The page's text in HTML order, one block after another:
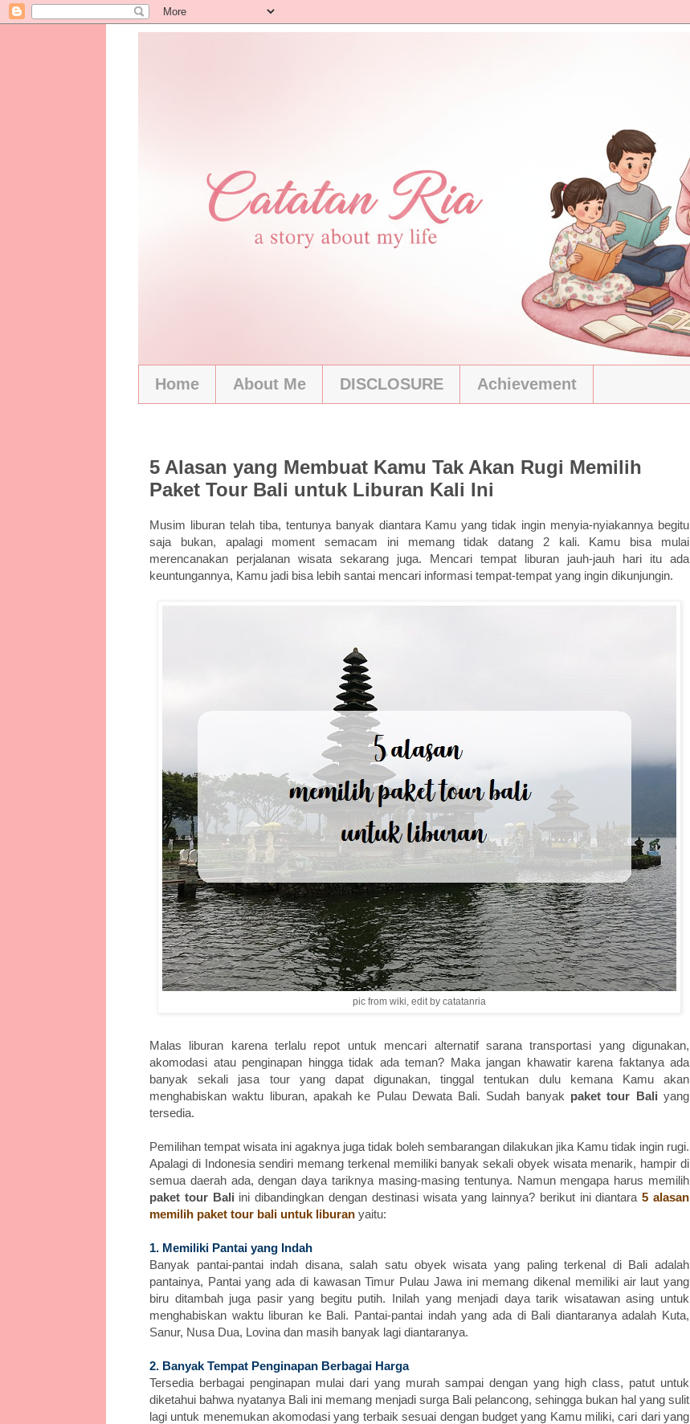
Home About Me DISCLOSURE Achievement
5 Alasan yang Membuat Kamu Tak Akan Rugi Memilih
Paket Tour Bali untuk Liburan Kali Ini
Musim liburan telah tiba, tentunya banyak diantara Kamu yang tidak ingin menyia-nyiakannya begitu
saja bukan, apalagi moment semacam ini memang tidak datang 2 kali. Kamu bisa mulai
merencanakan perjalanan wisata sekarang juga. Mencari tempat liburan jauh-jauh hari itu ada
keuntungannya, Kamu jadi bisa lebih santai mencari informasi tempat-tempat yang ingin dikunjungin.
pic from wiki, edit by catatanria
Malas liburan karena terlalu repot untuk mencari alternatif sarana transportasi yang digunakan,
akomodasi atau penginapan hingga tidak ada teman? Maka jangan khawatir karena faktanya ada
banyak sekali jasa tour yang dapat digunakan, tinggal tentukan dulu kemana Kamu akan
menghabiskan waktu liburan, apakah ke Pulau Dewata Bali. Sudah banyak paket tour Bali yang
tersedia.
Pemilihan tempat wisata ini agaknya juga tidak boleh sembarangan dilakukan jika Kamu tidak ingin rugi.
Apalagi di Indonesia sendiri memang terkenal memiliki banyak sekali obyek wisata menarik, hampir di
semua daerah ada, dengan daya tariknya masing-masing tentunya. Namun mengapa harus memilih
paket tour Bali ini dibandingkan dengan destinasi wisata yang lainnya? berikut ini diantara5 alasan
memilih paket tour bali untuk liburan yaitu:
1. Memiliki Pantai yang Indah
Banyak pantai-pantai indah disana, salah satu obyek wisata yang paling terkenal di Bali adalah
pantainya, Pantai yang ada di kawasan Timur Pulau Jawa ini memang dikenal memiliki air laut yang
biru ditambah juga pasir yang begitu putih. Inilah yang menjadi daya tarik wisatawan asing untuk
menghabiskan waktu liburan ke Bali. Pantai-pantai indah yang ada di Bali diantaranya adalah Kuta,
Sanur, Nusa Dua, Lovina dan masih banyak lagi diantaranya.
2. Banyak Tempat Penginapan Berbagai Harga
Tersedia berbagai penginapan mulai dari yang murah sampai dengan yang high class, patut untuk
diketahui bahwa nyatanya Bali ini memang menjadi surga Bali pelancong, sehingga bukan hal yang sulit
lagi untuk menemukan akomodasi yang terbaik sesuai dengan budget yang Kamu miliki, cari dari yang